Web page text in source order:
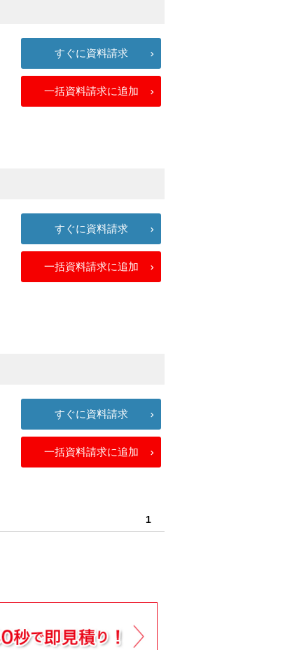
すぐに資料請求
一括資料請求に追加
すぐに資料請求
一括資料請求に追加
すぐに資料請求
一括資料請求に追加
1